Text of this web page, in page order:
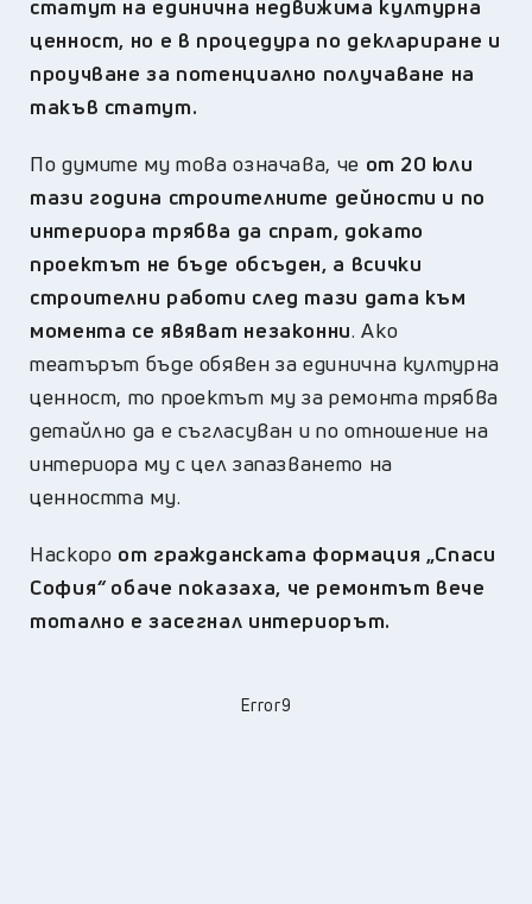
статут на единична недвижима културна
ценност, но е в процедура по деклариране и
проучване за потенциално получаване на
такъв статут.
По думите му това означава, че от 20 юли
тази година строителните дейности и по
интериора трябва да спрат, докато
проектът не бъде обсъден, а всички
строителни работи след тази дата към
момента се явяват незаконни. Ако
театърът бъде обявен за единична културна
ценност, то проектът му за ремонта трябва
детайлно да е съгласуван и по отношение на
интериора му с цел запазването на
ценността му.
Наскоро от гражданската формация „Спаси
София“обаче показаха, че ремонтът вече
тотално е засегнал интериорът.
Error9